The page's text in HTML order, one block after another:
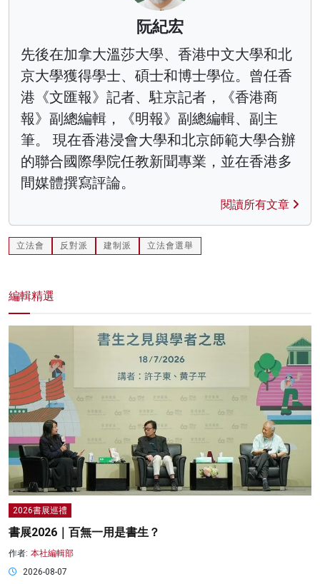
阮紀宏
先後在加拿大溫莎大學、香港中文大學和北
京大學獲得學士、碩士和博士學位。曾任香
港《文匯報》記者、駐京記者，《香港商
報》副總編輯，《明報》副總編輯、副主
筆。 現在香港浸會大學和北京師範大學合辦
的聯合國際學院任教新聞專業，並在香港多
間媒體撰寫評論。
閱讀所有文章
立法會 反對派 建制派 立法會選舉
編輯精選
2026書展巡禮
書展2026｜百無一用是書生？
作者: 本社編輯部
2026-08-07